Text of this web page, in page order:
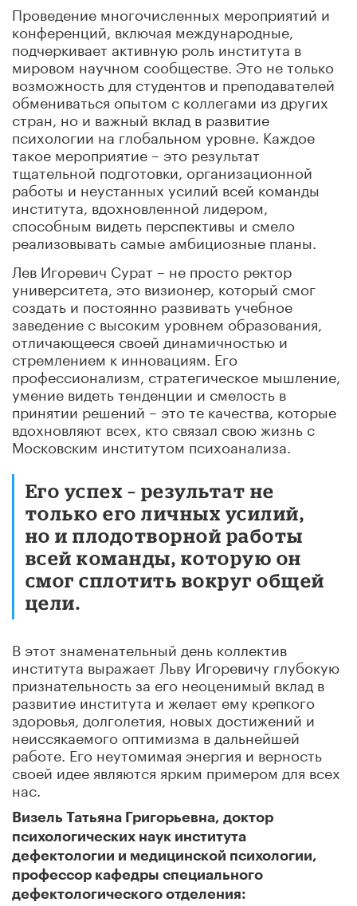
Проведение многочисленных мероприятий и
конференций, включая международные,
подчеркивает активную роль института в
мировом научном сообществе. Это не только
возможность для студентов и преподавателей
обмениваться опытом с коллегами из других
стран, но и важный вклад в развитие
психологии на глобальном уровне. Каждое
такое мероприятие – это результат
тщательной подготовки, организационной
работы и неустанных усилий всей команды
института, вдохновленной лидером,
способным видеть перспективы и смело
реализовывать самые амбициозные планы.
Лев Игоревич Сурат – не просто ректор
университета, это визионер, который смог
создать и постоянно развивать учебное
заведение с высоким уровнем образования,
отличающееся своей динамичностью и
стремлением к инновациям. Его
профессионализм, стратегическое мышление,
умение видеть тенденции и смелость в
принятии решений – это те качества, которые
вдохновляют всех, кто связал свою жизнь с
Московским институтом психоанализа.
Его успех – результат не
только его личных усилий,
но и плодотворной работы
всей команды, которую он
смог сплотить вокруг общей
цели.
В этот знаменательный день коллектив
института выражает Льву Игоревичу глубокую
признательность за его неоценимый вклад в
развитие института и желает ему крепкого
здоровья, долголетия, новых достижений и
неиссякаемого оптимизма в дальнейшей
работе. Его неутомимая энергия и верность
своей идее являются ярким примером для всех
нас.
Визель Татьяна Григорьевна, доктор
психологических наук института
дефектологии и медицинской психологии,
профессор кафедры специального
дефектологического отделения: